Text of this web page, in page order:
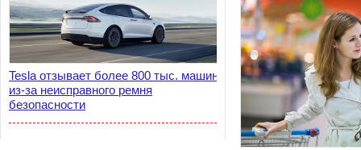
Tesla отзывает более 800 тыс. машин
из-за неисправного ремня
безопасности